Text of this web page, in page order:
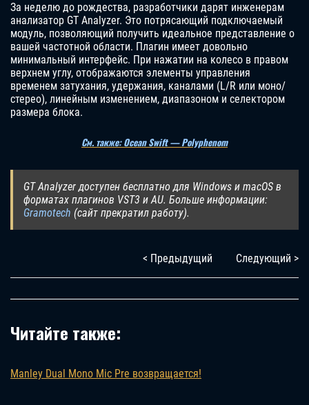
За неделю до рождества, разработчики дарят инженерам
анализатор GT Analyzer. Это потрясающий подключаемый
модуль, позволяющий получить идеальное представление о
вашей частотной области. Плагин имеет довольно
минимальный интерфейс. При нажатии на колесо в правом
верхнем углу, отображаются элементы управления
временем затухания, удержания, каналами (L/R или моно/
стерео), линейным изменением, диапазоном и селектором
размера блока.
См. также: Ocean Swift — Polyphenom
GT Analyzer доступен бесплатно для Windows и macOS в
форматах плагинов VST3 и AU. Больше информации:
Gramotech (сайт прекратил работу).
< Предыдущий Следующий >
Читайте также:
Manley Dual Mono Mic Pre возвращается!